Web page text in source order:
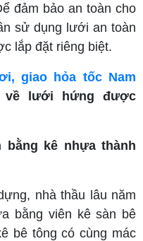
đảm bảo an toàn cho
sử dụng lưới an toàn
lắp đặt riêng biệt.
giao hỏa tốc Nam
về lưới hứng được
bằng kê nhựa thành
nhà thầu lâu năm
bằng viên kê sàn bê
bê tông có cùng mác